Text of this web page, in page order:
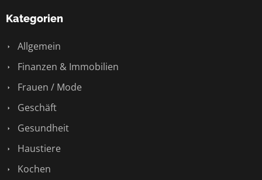
Kategorien
Allgemein
Finanzen & Immobilien
Frauen / Mode
Geschäft
Gesundheit
Haustiere
Kochen